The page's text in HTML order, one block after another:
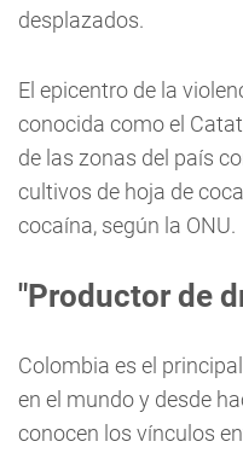
desplazados.
El epicentro de la
conocida como el
de las zonas del país
cultivos de hoja de
cocaína, según la ONU.
"Productor de
Colombia es el
en el mundo y desde
conocen los vínculos